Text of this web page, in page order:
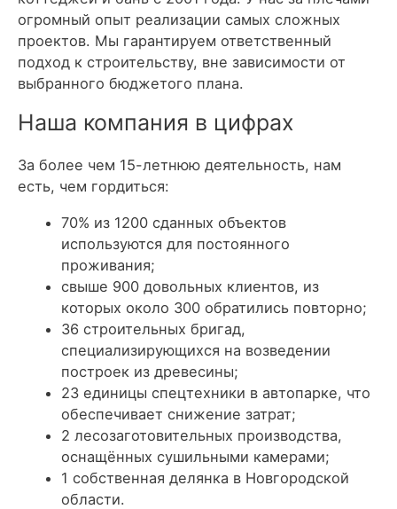
огромный опыт реализации самых сложных
проектов. Мы гарантируем ответственный
подход к строительству, вне зависимости от
выбранного бюджетого плана.
Наша компания в цифрах
За более чем 15-летнюю деятельность, нам
есть, чем гордиться:
70% из 1200 сданных объектов
используются для постоянного
проживания;
свыше 900 довольных клиентов, из
которых около 300 обратились повторно;
36 строительных бригад,
специализирующихся на возведении
построек из древесины;
23 единицы спецтехники в автопарке, что
обеспечивает снижение затрат;
2 лесозаготовительных производства,
оснащённых сушильными камерами;
1 собственная делянка в Новгородской
области.